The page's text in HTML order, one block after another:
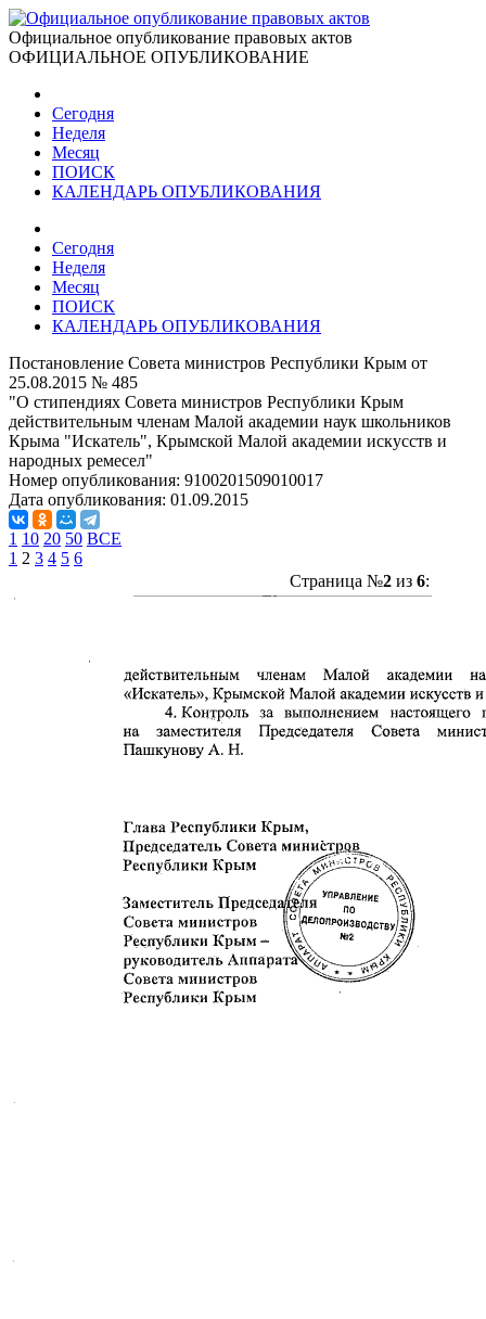
Официальное опубликование правовых актов
ОФИЦИАЛЬНОЕ ОПУБЛИКОВАНИЕ
Сегодня
Неделя
Месяц
ПОИСК
КАЛЕНДАРЬ ОПУБЛИКОВАНИЯ
Сегодня
Неделя
Месяц
ПОИСК
КАЛЕНДАРЬ ОПУБЛИКОВАНИЯ
Постановление Совета министров Республики Крым от
25.08.2015 № 485
"О стипендиях Совета министров Республики Крым
действительным членам Малой академии наук школьников
Крыма "Искатель", Крымской Малой академии искусств и
народных ремесел"
Номер опубликования: 9100201509010017
Дата опубликования: 01.09.2015
1 10 20 50 ВСЕ
1 2 3 4 5 6
Страница №2из 6: